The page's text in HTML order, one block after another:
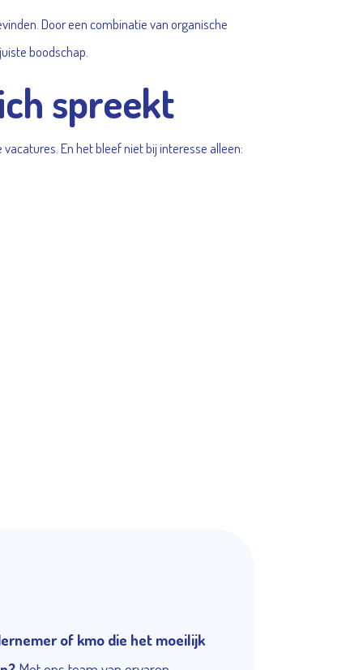
Door een combinatie van organische
boodschap.
spreekt
En het bleef niet bij interesse alleen:
of kmo die het moeilijk